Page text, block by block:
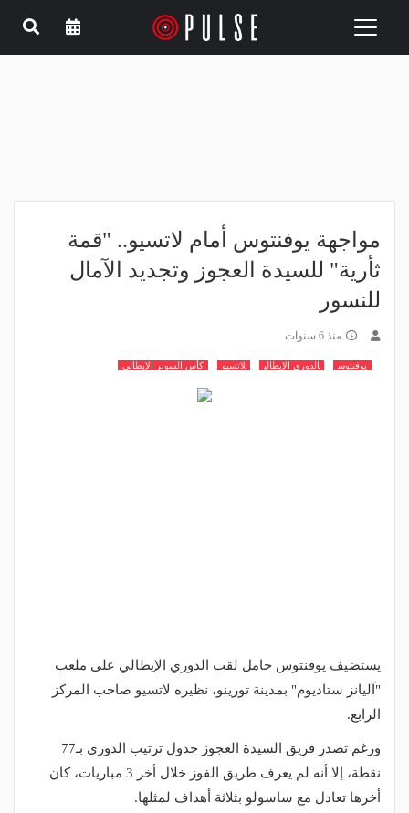
Toggle
مواجهة يوفنتوس أمام لاتسيو.. "قمة
ثأرية" للسيدة العجوز وتجديد الآمال
للنسور
منذ 6 سنوات
يوفنتوس الدوري الإيطالي لاتسيو كأس السوبر الإيطالي
يستضيف يوفنتوس حامل لقب الدوري الإيطالي على ملعب
"آليانز ستاديوم" بمدينة تورينو، نظيره لاتسيو صاحب المركز
الرابع.
ورغم تصدر فريق السيدة العجوز جدول ترتيب الدوري بـ77
نقطة، إلا أنه لم يعرف طريق الفوز خلال أخر 3 مباريات، كان
أخرها تعادل مع ساسولو بثلاثة أهداف لمثلها.